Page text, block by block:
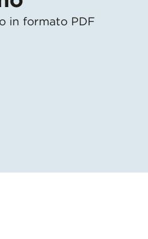
in formato PDF